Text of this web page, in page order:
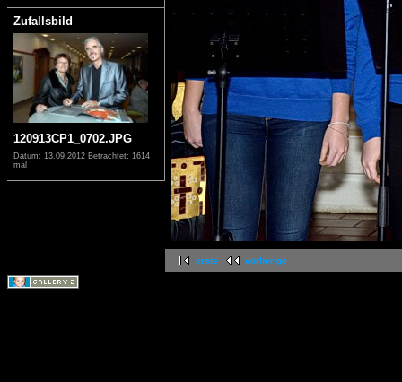
Zufallsbild
120913CP1_0702.JPG
Datum: 13.09.2012 Betrachtet: 1614
mal
erste vorherige